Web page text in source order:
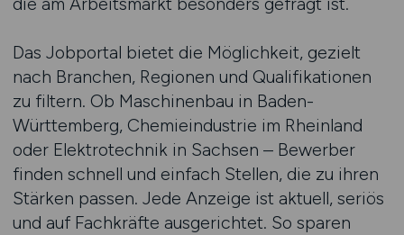
Das Jobportal bietet die Möglichkeit, gezielt
nach Branchen, Regionen und Qualifikationen
zu filtern. Ob Maschinenbau in Baden-
Württemberg, Chemieindustrie im Rheinland
oder Elektrotechnik in Sachsen – Bewerber
finden schnell und einfach Stellen, die zu ihren
Stärken passen. Jede Anzeige ist aktuell, seriös
und auf Fachkräfte ausgerichtet. So sparen